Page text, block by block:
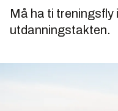
Må ha ti treningsfly
utdanningstakten.